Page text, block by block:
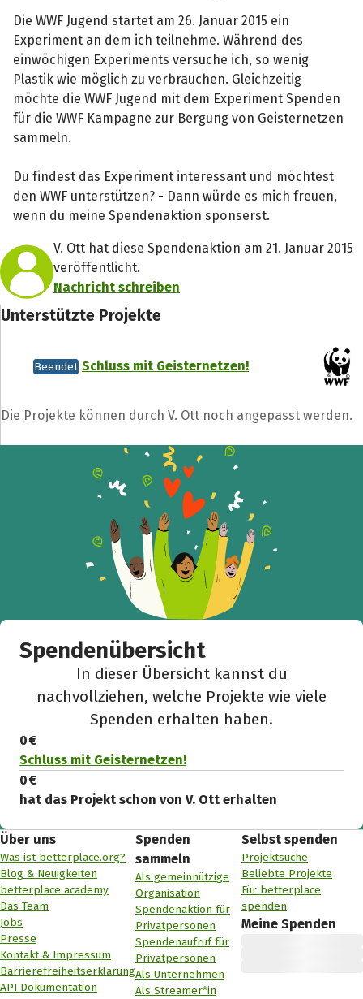
Die WWF Jugend startet am 26. Januar 2015 ein
Experiment an dem ich teilnehme. Während des
einwöchigen Experiments versuche ich, so wenig
Plastik wie möglich zu verbrauchen. Gleichzeitig
möchte die WWF Jugend mit dem Experiment Spenden
für die WWF Kampagne zur Bergung von Geisternetzen
sammeln.
Du findest das Experiment interessant und möchtest
den WWF unterstützen? - Dann würde es mich freuen,
wenn du meine Spendenaktion sponserst.
V. Ott hat diese Spendenaktion am 21. Januar 2015
veröffentlicht.
Nachricht schreiben
Unterstützte Projekte
Beendet Schluss mit Geisternetzen!
Die Projekte können durch V. Ott noch angepasst werden.
Spendenübersicht
In dieser Übersicht kannst du
nachvollziehen, welche Projekte wie viele
Spenden erhalten haben.
0 €
Schluss mit Geisternetzen!
0 €
hat das Projekt schon von V. Ott erhalten
Über uns
Was ist betterplace.org?
Blog & Neuigkeiten
betterplace academy
Das Team
Jobs
Presse
Kontakt & Impressum
Barrierefreiheitserklärung
API Dokumentation
Spenden
sammeln
Als gemeinnützige
Organisation
Spendenaktion für
Privatpersonen
Spendenaufruf für
Privatpersonen
Als Unternehmen
Als Streamer*in
Selbst spenden
Projektsuche
Beliebte Projekte
Für betterplace
spenden
Meine Spenden